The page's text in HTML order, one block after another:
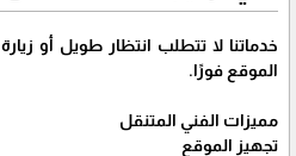
خدماتنا لا تتطلب انتظار طويل أو
الموقع فورًا.
مميزات الفني المتنقل
تجهيز الموقع